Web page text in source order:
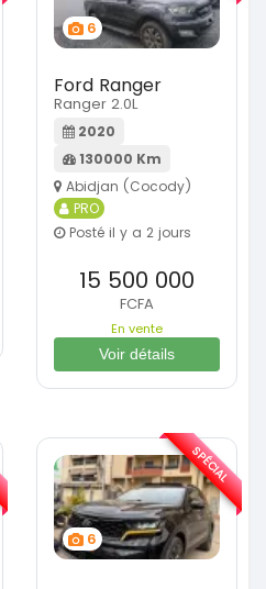
6
Ford Ranger
Ranger 2.0L
2020
130000 Km
Abidjan (Cocody)
PRO
Posté il y a 2 jours
15 500 000
FCFA
En vente
Voir détails
6
SPÉCIAL